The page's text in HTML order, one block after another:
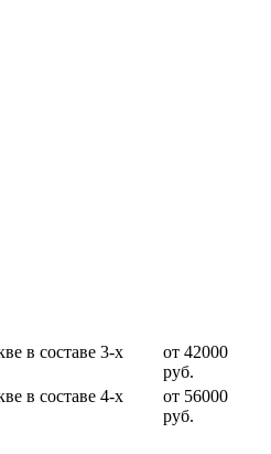
в составе 3-х
от 42000
руб.
в составе 4-х
от 56000
руб.